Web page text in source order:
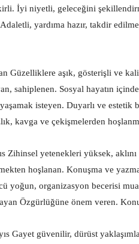
İyi niyetli, geleceğini
yardıma hazır, takdir
Güzelliklere aşık, gösterişli ve
sahiplenen. Sosyal hayatın
isteyen. Duyarlı ve
kavga ve çekişmelerden
Zihinsel yetenekleri yüksek,
hoşlanan. Konuşma ve
yoğun, organizasyon becerisi
Özgürlüğüne önem veren.
Gayet güvenilir, dürüst